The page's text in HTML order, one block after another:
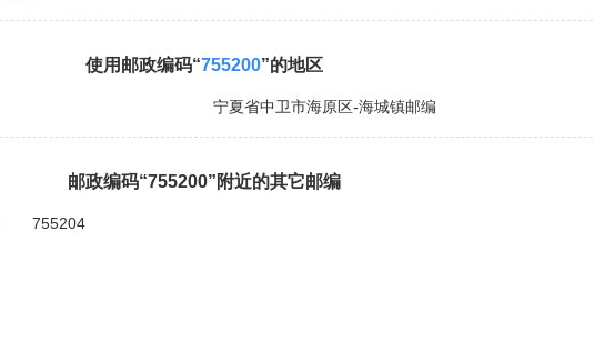
使用邮政编码“755200”的地区
宁夏省中卫市海原区-海城镇邮编
邮政编码“755200”附近的其它邮编
755204